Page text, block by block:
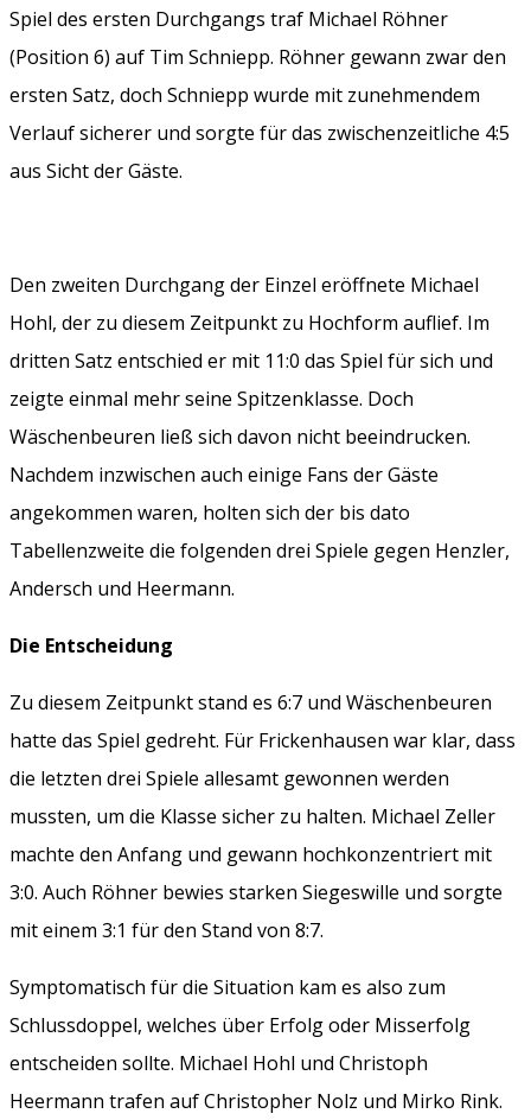
Spiel des ersten Durchgangs traf Michael Röhner
(Position 6) auf Tim Schniepp. Röhner gewann zwar den
ersten Satz, doch Schniepp wurde mit zunehmendem
Verlauf sicherer und sorgte für das zwischenzeitliche 4:5
aus Sicht der Gäste.
Den zweiten Durchgang der Einzel eröffnete Michael
Hohl, der zu diesem Zeitpunkt zu Hochform auflief. Im
dritten Satz entschied er mit 11:0 das Spiel für sich und
zeigte einmal mehr seine Spitzenklasse. Doch
Wäschenbeuren ließ sich davon nicht beeindrucken.
Nachdem inzwischen auch einige Fans der Gäste
angekommen waren, holten sich der bis dato
Tabellenzweite die folgenden drei Spiele gegen Henzler,
Andersch und Heermann.
Die Entscheidung
Zu diesem Zeitpunkt stand es 6:7 und Wäschenbeuren
hatte das Spiel gedreht. Für Frickenhausen war klar, dass
die letzten drei Spiele allesamt gewonnen werden
mussten, um die Klasse sicher zu halten. Michael Zeller
machte den Anfang und gewann hochkonzentriert mit
3:0. Auch Röhner bewies starken Siegeswille und sorgte
mit einem 3:1 für den Stand von 8:7.
Symptomatisch für die Situation kam es also zum
Schlussdoppel, welches über Erfolg oder Misserfolg
entscheiden sollte. Michael Hohl und Christoph
Heermann trafen auf Christopher Nolz und Mirko Rink.